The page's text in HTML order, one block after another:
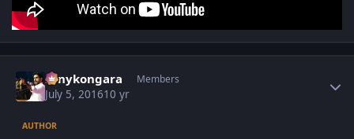
sonykongara Members
July 5, 201610 yr
AUTHOR